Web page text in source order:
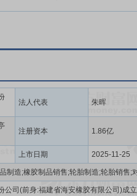
法人代表 朱晖
注册资本 1.86亿
上市日期 2025-11-25
公司(前身:福建省海安橡胶有限公司)成